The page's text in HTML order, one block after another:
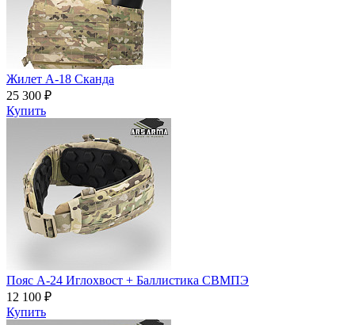
Жилет А-18 Сканда
25 300 ₽
Купить
Пояс A-24 Иглохвост + Баллистика СВМПЭ
12 100 ₽
Купить